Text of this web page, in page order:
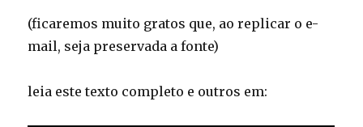
(ficaremos muito gratos que, ao replicar o e-
mail, seja preservada a fonte)
leia este texto completo e outros em: